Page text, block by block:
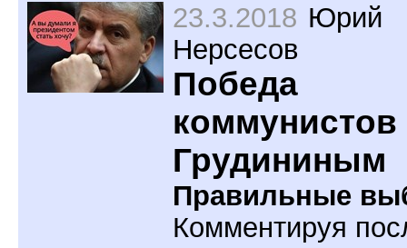
23.3.2018 Юрий
Нерсесов
Победа
коммунистов
Грудининым
Правильные
Комментируя